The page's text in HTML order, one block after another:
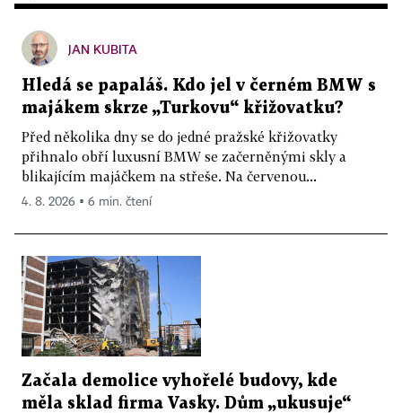
JAN KUBITA
Hledá se papaláš. Kdo jel v černém BMW s
majákem skrze „Turkovu“ křižovatku?
Před několika dny se do jedné pražské křižovatky
přihnalo obří luxusní BMW se začerněnými skly a
blikajícím majáčkem na střeše. Na červenou...
4. 8. 2026 ▪ 6 min. čtení
Začala demolice vyhořelé budovy, kde
měla sklad firma Vasky. Dům „ukusuje“